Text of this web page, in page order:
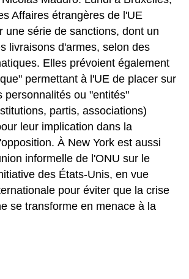
Affaires étrangères de l'UE
une série de sanctions, dont un
livraisons d'armes, selon des
Elles prévoient également
permettant à l'UE de placer sur
personnalités ou "entités"
partis, associations)
leur implication dans la
À New York est aussi
informelle de l'ONU sur le
des États-Unis, en vue
pour éviter que la crise
se transforme en menace à la